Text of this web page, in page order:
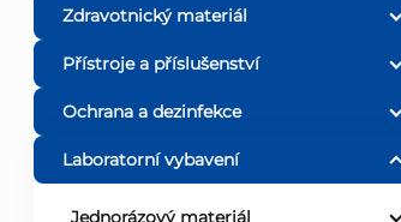
o
s
t
Zdravotnický materiál
Přístroje a příslušenství
Ochrana a dezinfekce
Laboratorní vybavení
Jednorázový materiál